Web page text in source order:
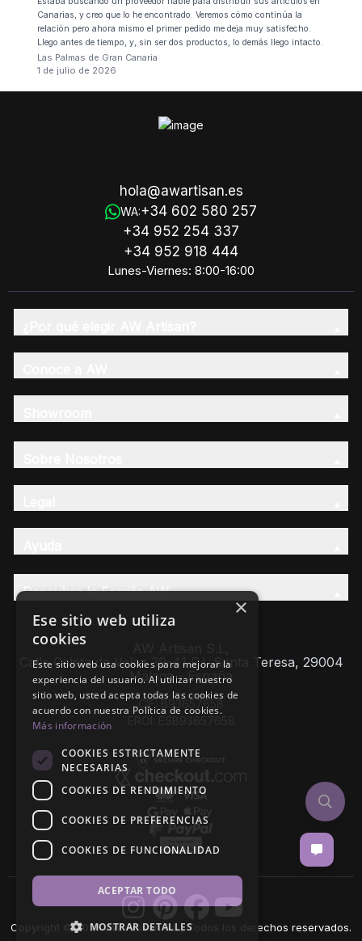
Canarias, y creo que lo he encontrado. Veremos cómo continúa la
relación pero ahora mismo el primer pedido me deja muy satisfecho.
Llego antes de tiempo, y, sin ser dos productos, lo demás llego intacto.
Las Palmas de Gran Canaria
1 de julio de 2026
hola@awartisan.es
WA:+34 602 580 257
+34 952 254 337
+34 952 918 444
Lunes-Viernes: 8:00-16:00
Descubre la Familia AW
Calle Caleta de Velez 39-41 P.I. Santa Teresa, 29004
Málaga - España
CIF: B93657658
Copyright © 2026 AW Artisan S.L., Todos los derechos reservados.
×
Ese sitio web utiliza
cookies
Este sitio web usa cookies para mejorar la
experiencia del usuario. Al utilizar nuestro
sitio web, usted acepta todas las cookies de
acuerdo con nuestra Política de cookies.
Más información
COOKIES ESTRICTAMENTE
NECESARIAS
COOKIES DE RENDIMIENTO
COOKIES DE PREFERENCIAS
COOKIES DE FUNCIONALIDAD
ACEPTAR TODO
MOSTRAR DETALLES